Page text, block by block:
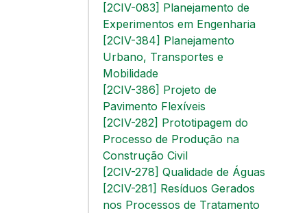
[2CIV-083] Planejamento de
Experimentos em Engenharia
[2CIV-384] Planejamento
Urbano, Transportes e
Mobilidade
[2CIV-386] Projeto de
Pavimento Flexíveis
[2CIV-282] Prototipagem do
Processo de Produção na
Construção Civil
[2CIV-278] Qualidade de Águas
[2CIV-281] Resíduos Gerados
nos Processos de Tratamento